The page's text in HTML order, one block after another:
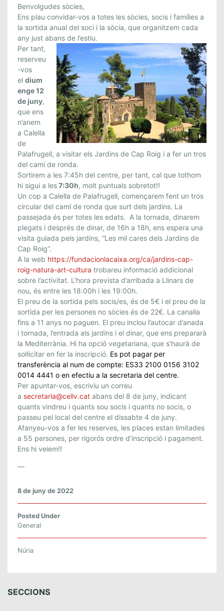
D
I
A
D
A
D
E
L
S
O
C
I
1
2
D
E
J
U
N
Y
–
C
A
L
E
L
L
A
D
E
P
A
L
A
F
R
U
G
E
L
Benvolgudes sòcies,
Ens plau convidar-vos a totes les sòcies, socis i famílies a
la sortida anual del soci i la sòcia, que organitzem cada
any just abans de l’estiu.
Per tant,
reserveu
-vos
el dium
enge 12
de juny,
que ens
n’anem
a Calella
de
Palafrugell, a visitar els Jardins de Cap Roig i a fer un tros
del camí de ronda.
Sortirem a les 7:45h del centre, per tant, cal que tothom
hi sigui a les7:30h, molt puntuals sobretot!!
Un cop a Calella de Palafrugell, començarem fent un tros
circular del camí de ronda que surt dels jardins. La
passejada és per totes les edats. A la tornada, dinarem
plegats i després de dinar, de 16h a 18h, ens espera una
visita guiada pels jardins, “Les mil cares dels Jardins de
Cap Roig”.
A la web https://fundacionlacaixa.org/ca/jardins-cap-
roig-natura-art-cultura trobareu informació addicional
sobre l’activitat. L’hora prevista d’arribada a Llinars de
nou, és entre les 18:00h i les 19:00h.
El preu de la sortida pels socis/es, és de 5€ i el preu de la
sortida per les persones no sòcies és de 22€. La canalla
fins a 11 anys no paguen. El preu inclou l’autocar d’anada
i tornada, l’entrada als jardins i el dinar, que ens prepararà
la Mediterrània. Hi ha opció vegetariana, que s’haurà de
sol·licitar en fer la inscripció. Es pot pagar per
transferència al num de compte: ES33 2100 0156 3102
0014 4441 o en efectiu a la secretaria del centre.
Per apuntar-vos, escriviu un correu
a secretaria@cellv.cat abans del 8 de juny, indicant
quants vindreu i quants sou socis i quants no socis, o
passeu pel local del centre el dissabte 4 de juny.
Afanyeu-vos a fer les reserves, les places estan limitades
a 55 persones, per rigorós ordre d’inscripció i pagament.
Ens hi veiem!!
—
8 de juny de 2022
Posted Under
General
Núria
SECCIONS